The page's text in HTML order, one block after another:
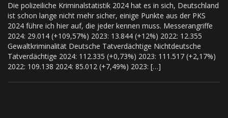
Die polizeiliche Kriminalstatistik 2024 hat es in sich, Deutschland
ist schon lange nicht mehr sicher, einige Punkte aus der PKS
2024 führe ich hier auf, die jeder kennen muss. Messerangriffe
2024: 29.014 (+109,57%) 2023: 13.844 (+12%) 2022: 12.355
Gewaltkriminalität Deutsche Tatverdächtige Nichtdeutsche
Tatverdächtige 2024: 112.335 (+0,73%) 2023: 111.517 (+2,17%)
2022: 109.138 2024: 85.012 (+7,49%) 2023: […]